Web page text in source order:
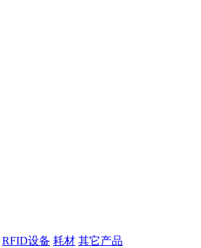
RFID设备 耗材 其它产品